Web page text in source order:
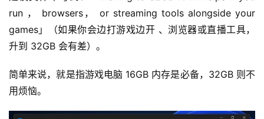
run ， browsers， or streaming tools alongside your
games」（如果你会边打游戏边开 、浏览器或直播工具，
升到 32GB 会有差）。
简单来说，就是指游戏电脑 16GB 内存是必备，32GB 则不
用烦恼。